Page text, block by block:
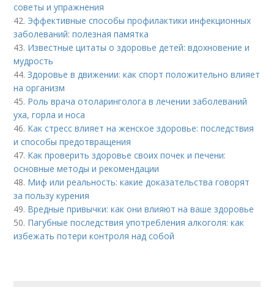
советы и упражнения
42. Эффективные способы профилактики инфекционных
заболеваний: полезная памятка
43. Известные цитаты о здоровье детей: вдохновение и
мудрость
44.Здоровье в движении: как спорт положительно влияет
на организм
45. Роль врача отоларинголога в лечении заболеваний
уха, горла и носа
46. Как стресс влияет на женское здоровье: последствия
и способы предотвращения
47. Как проверить здоровье своих почек и печени:
основные методы и рекомендации
48. Миф или реальность: какие доказательства говорят
за пользу курения
49. Вредные привычки: как они влияют на ваше здоровье
50. Пагубные последствия употребления алкоголя: как
избежать потери контроля над собой